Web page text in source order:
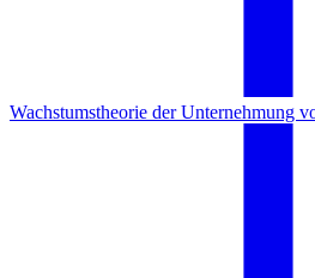
Wachstumstheorie der Unternehmung